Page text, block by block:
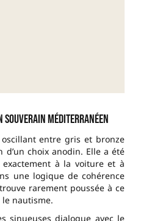
souverain méditerranéen
entre gris et bronze
d’un choix anodin. Elle a été
à la voiture et à
une logique de cohérence
rarement poussée à ce
nautisme.
sinueuses dialogue avec le